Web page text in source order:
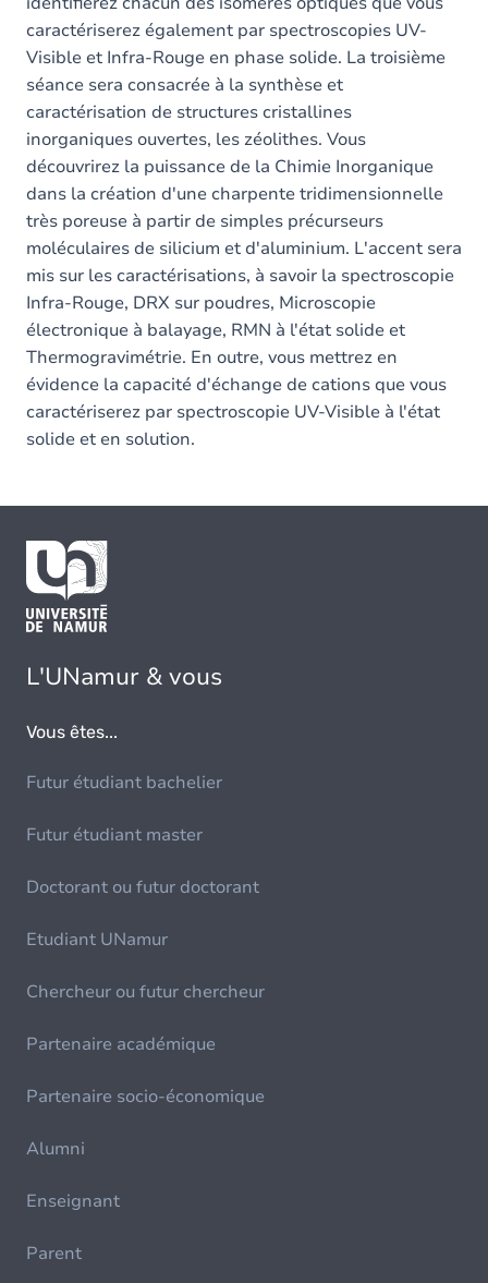
caractériserez également par spectroscopies UV-
Visible et Infra-Rouge en phase solide. La troisième
séance sera consacrée à la synthèse et
caractérisation de structures cristallines
inorganiques ouvertes, les zéolithes. Vous
découvrirez la puissance de la Chimie Inorganique
dans la création d'une charpente tridimensionnelle
très poreuse à partir de simples précurseurs
moléculaires de silicium et d'aluminium. L'accent sera
mis sur les caractérisations, à savoir la spectroscopie
Infra-Rouge, DRX sur poudres, Microscopie
électronique à balayage, RMN à l'état solide et
Thermogravimétrie. En outre, vous mettrez en
évidence la capacité d'échange de cations que vous
caractériserez par spectroscopie UV-Visible à l'état
solide et en solution.
L'UNamur & vous
Vous êtes...
Futur étudiant bachelier
Futur étudiant master
Doctorant ou futur doctorant
Etudiant UNamur
Chercheur ou futur chercheur
Partenaire académique
Partenaire socio-économique
Alumni
Enseignant
Parent